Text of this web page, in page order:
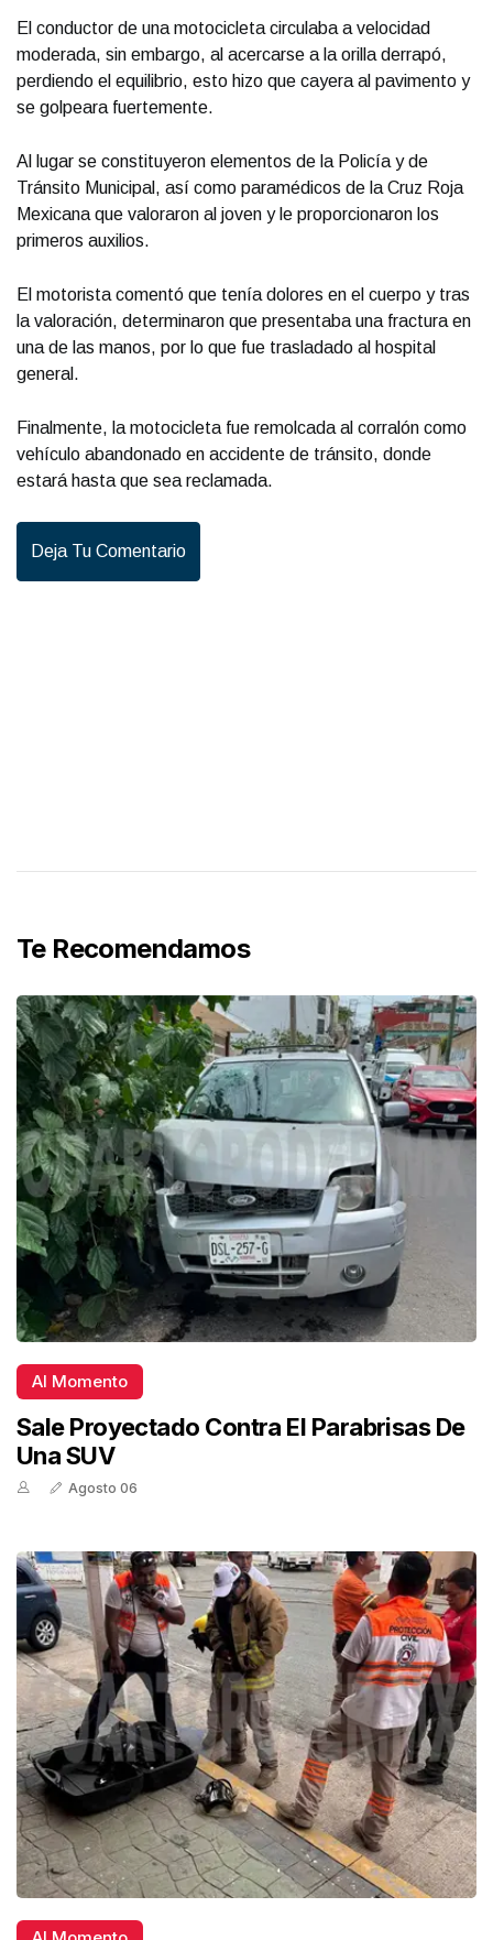
El conductor de una motocicleta circulaba a velocidad
moderada, sin embargo, al acercarse a la orilla derrapó,
perdiendo el equilibrio, esto hizo que cayera al pavimento y
se golpeara fuertemente.
Al lugar se constituyeron elementos de la Policía y de
Tránsito Municipal, así como paramédicos de la Cruz Roja
Mexicana que valoraron al joven y le proporcionaron los
primeros auxilios.
El motorista comentó que tenía dolores en el cuerpo y tras
la valoración, determinaron que presentaba una fractura en
una de las manos, por lo que fue trasladado al hospital
general.
Finalmente, la motocicleta fue remolcada al corralón como
vehículo abandonado en accidente de tránsito, donde
estará hasta que sea reclamada.
Deja Tu Comentario
Te Recomendamos
Al Momento
Sale Proyectado Contra El Parabrisas De
Una SUV
Agosto 06